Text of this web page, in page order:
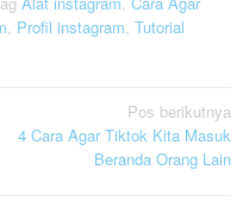
, Profil instagram, Tutorial
Pos berikutnya
4 Cara Agar Tiktok Kita Masuk
Beranda Orang Lain